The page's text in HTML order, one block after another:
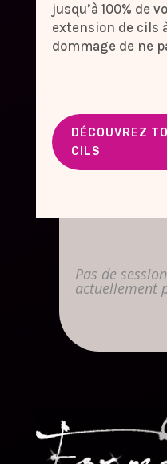
jusqu’à 100% de
extension de cils
dommage de ne
DÉCOUVREZ
CILS
Pas de
actuellement